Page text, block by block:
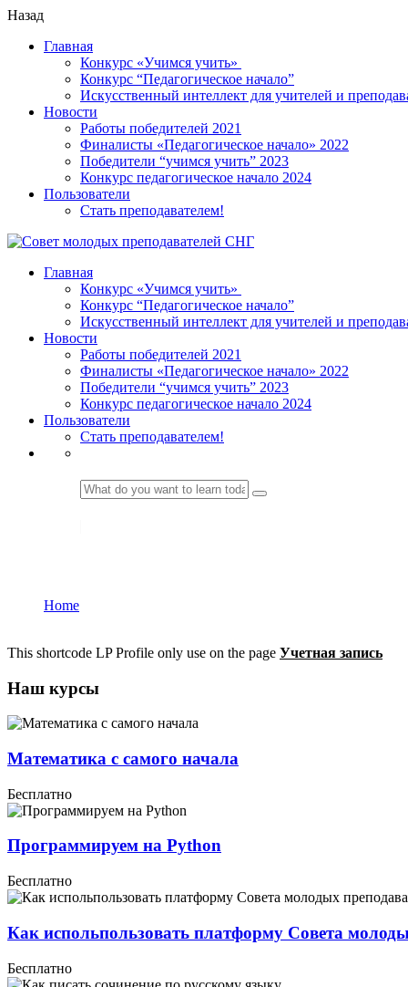
Назад
Главная
Конкурс «Учимся учить»
Конкурс “Педагогическое начало”
Искусственный интеллект для учителей и
Новости
Работы победителей 2021
Финалисты «Педагогическое начало» 2022
Победители “учимся учить” 2023
Конкурс педагогическое начало 2024
Пользователи
Стать преподавателем!
Главная
Конкурс «Учимся учить»
Конкурс “Педагогическое начало”
Искусственный интеллект для учителей и
Новости
Работы победителей 2021
Финалисты «Педагогическое начало» 2022
Победители “учимся учить” 2023
Конкурс педагогическое начало 2024
Пользователи
Стать преподавателем!
Home
This shortcode LP Profile only use on the page Учетная запись
Наш курсы
Математика с самого начала
Бесплатно
Программируем на Python
Бесплатно
Как испольпользовать платформу Совета
Бесплатно